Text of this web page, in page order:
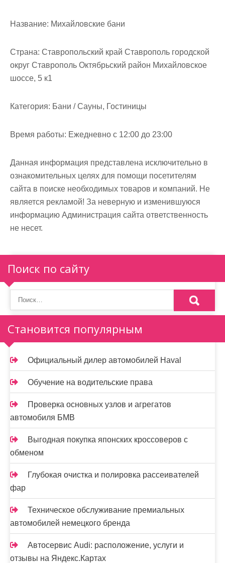
Название: Михайловские бани
Страна: Ставропольский край Ставрополь городской
округ Ставрополь Октябрьский район Михайловское
шоссе, 5 к1
Категория: Бани / Сауны, Гостиницы
Время работы: Ежедневно с 12:00 до 23:00
Данная информация представлена исключительно в
ознакомительных целях для помощи посетителям
сайта в поиске необходимых товаров и компаний. Не
является рекламой! За неверную и изменившуюся
информацию Администрация сайта ответственность
не несет.
Поиск по сайту
Становится популярным
Официальный дилер автомобилей Haval
Обучение на водительские права
Проверка основных узлов и агрегатов
автомобиля БМВ
Выгодная покупка японских кроссоверов с
обменом
Глубокая очистка и полировка рассеивателей
фар
Техническое обслуживание премиальных
автомобилей немецкого бренда
Автосервис Audi: расположение, услуги и
отзывы на Яндекс.Картах